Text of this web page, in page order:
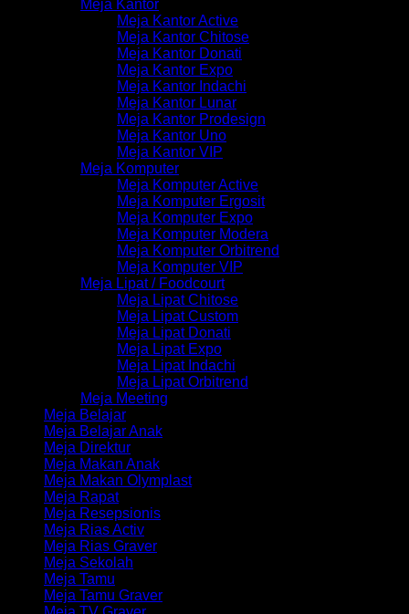
Meja Kantor
Meja Kantor Active
Meja Kantor Chitose
Meja Kantor Donati
Meja Kantor Expo
Meja Kantor Indachi
Meja Kantor Lunar
Meja Kantor Prodesign
Meja Kantor Uno
Meja Kantor VIP
Meja Komputer
Meja Komputer Active
Meja Komputer Ergosit
Meja Komputer Expo
Meja Komputer Modera
Meja Komputer Orbitrend
Meja Komputer VIP
Meja Lipat / Foodcourt
Meja Lipat Chitose
Meja Lipat Custom
Meja Lipat Donati
Meja Lipat Expo
Meja Lipat Indachi
Meja Lipat Orbitrend
Meja Meeting
Meja Belajar
Meja Belajar Anak
Meja Direktur
Meja Makan Anak
Meja Makan Olymplast
Meja Rapat
Meja Resepsionis
Meja Rias Activ
Meja Rias Graver
Meja Sekolah
Meja Tamu
Meja Tamu Graver